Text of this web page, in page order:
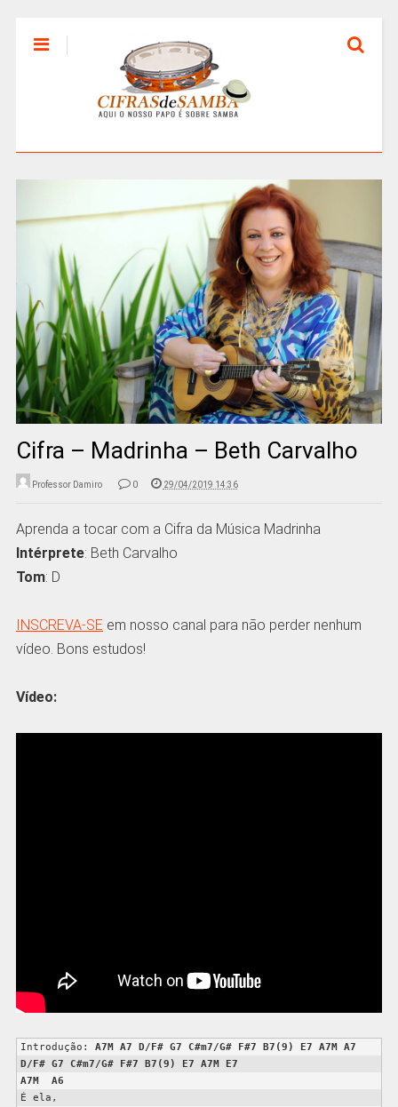
Cifra – Madrinha – Beth Carvalho
Professor Damiro 0 29/04/2019 14:36
Aprenda a tocar com a Cifra da Música Madrinha
Intérprete: Beth Carvalho
Tom: D
INSCREVA-SE em nosso canal para não perder nenhum
vídeo. Bons estudos!
Vídeo:
Introdução: A7M A7 D/F# G7 C#m7/G# F#7 B7(9) E7 A7M A7
D/F# G7 C#m7/G# F#7 B7(9) E7 A7M
E7
A7M
A6
É ela,